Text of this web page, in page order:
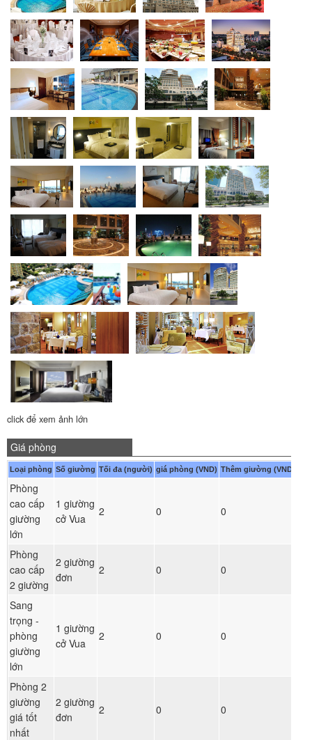
click để xem ảnh lớn
Giá phòng
Loại phòng Số giường Tối đa (người) giá phòng (VND) Thêm giường (VND)
Phòng
cao cấp
giường
lớn
1 giường
cở Vua
2 0 0
Phòng
cao cấp
2 giường
2 giường
đơn
2 0 0
Sang
trọng -
phòng
giường
lớn
1 giường
cở Vua
2 0 0
Phòng 2
giường
giá tốt
nhất
2 giường
đơn
2 0 0